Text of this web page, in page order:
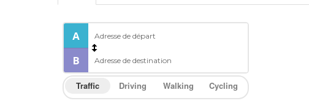
Traffic Driving Walking Cycling